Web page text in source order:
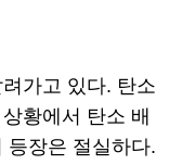
가고 있다. 탄소
황에서 탄소 배
등장은 절실하다.